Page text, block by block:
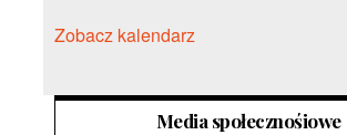
Zobacz kalendarz
Media społecznośiowe